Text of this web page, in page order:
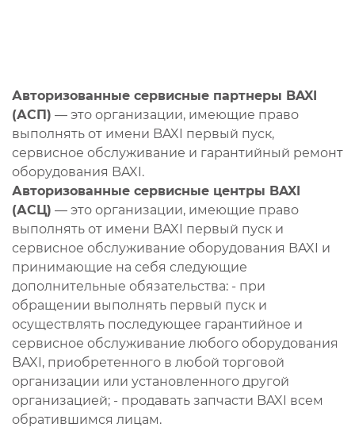
Авторизованные сервисные партнеры BAXI
(АСП) — это организации, имеющие право
выполнять от имени BAXI первый пуск,
сервисное обслуживание и гарантийный ремонт
оборудования BAXI.
Авторизованные сервисные центры BAXI
(АСЦ) — это организации, имеющие право
выполнять от имени BAXI первый пуск и
сервисное обслуживание оборудования BAXI и
принимающие на себя следующие
дополнительные обязательства: - при
обращении выполнять первый пуск и
осуществлять последующее гарантийное и
сервисное обслуживание любого оборудования
BAXI, приобретенного в любой торговой
организации или установленного другой
организацией; - продавать запчасти BAXI всем
обратившимся лицам.